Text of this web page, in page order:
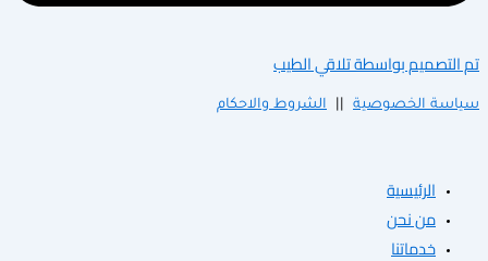
بواسطة تلاقي الطيب
||الشروط والاحكام